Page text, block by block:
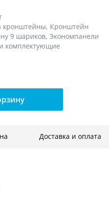
кронштейны, Кронштейн
9 шариков, Экономпанели
комплектующие
Доставка и оплата